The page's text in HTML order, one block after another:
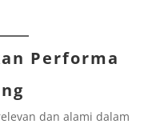
Performa
dan alami dalam